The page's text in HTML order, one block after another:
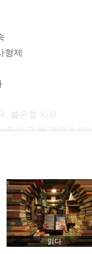
형제
을 뜨고 볼 필요가 있
온할 자유
읽다